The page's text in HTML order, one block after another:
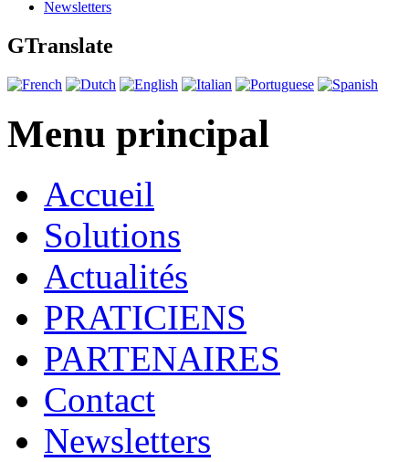
Newsletters
GTranslate
Menu principal
Accueil
Solutions
Actualités
PRATICIENS
PARTENAIRES
Contact
Newsletters